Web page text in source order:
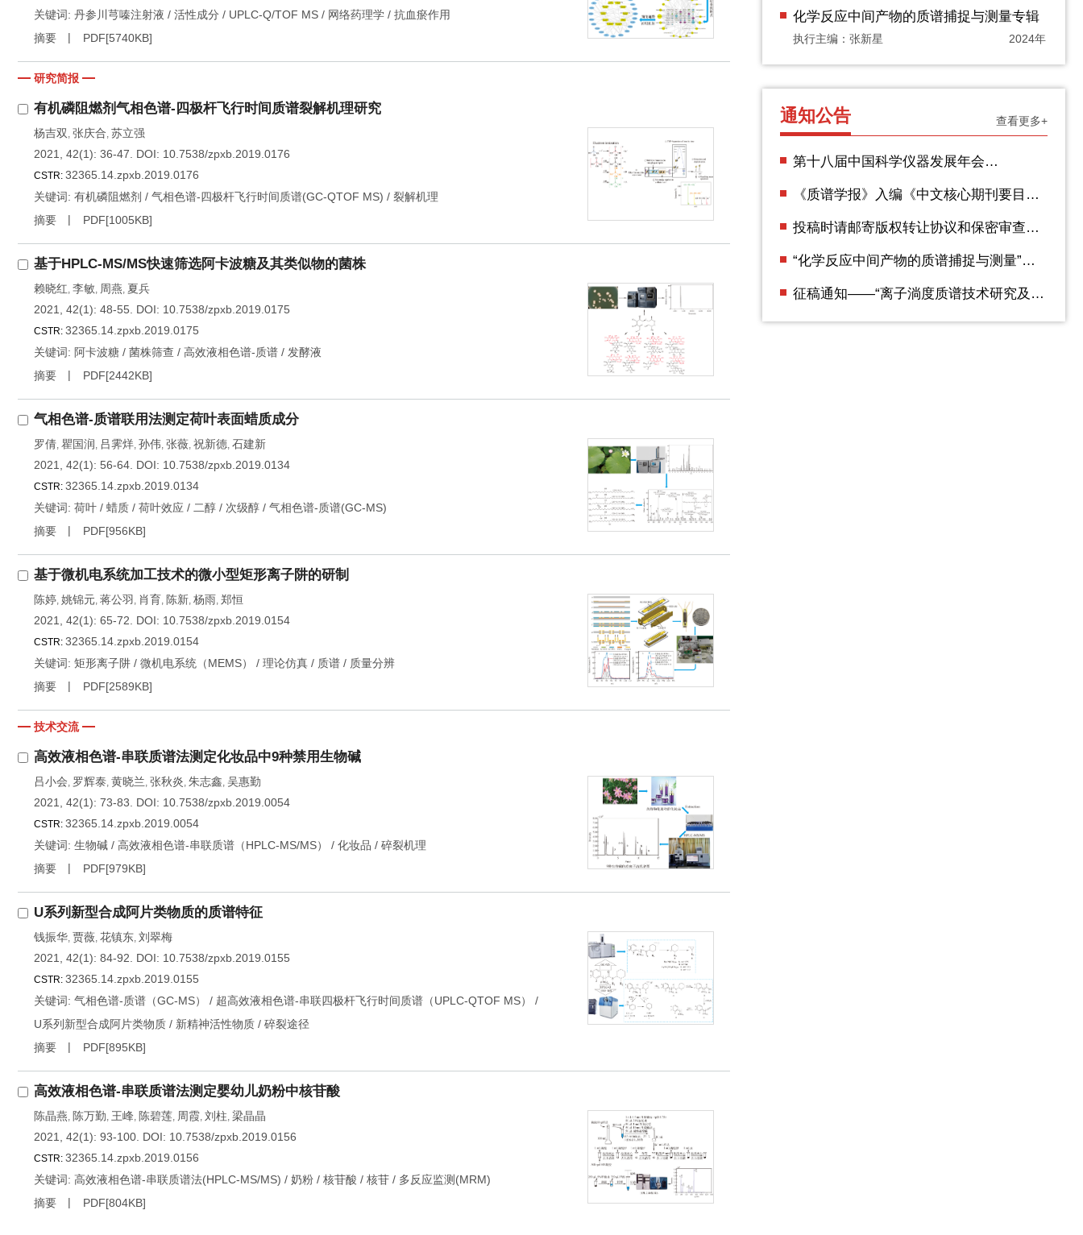
关键词: 丹参川芎嗪注射液 / 活性成分 / UPLC-Q/TOF MS / 网络药理学 / 抗血瘀作用
摘要
PDF[5740KB]
研究简报
有机磷阻燃剂气相色谱-四极杆飞行时间质谱裂解机理研究
杨吉双 , 张庆合, 苏立强
2021, 42(1): 36-47.
DOI: 10.7538/zpxb.2019.0176
CSTR: 32365.14.zpxb.2019.0176
关键词: 有机磷阻燃剂 / 气相色谱-四极杆飞行时间质谱(GC-QTOF MS) / 裂解机理
摘要
PDF[1005KB]
基于HPLC-MS/MS快速筛选阿卡波糖及其类似物的菌株
赖晓红, 李敏, 周燕, 夏兵
2021, 42(1): 48-55.
DOI: 10.7538/zpxb.2019.0175
CSTR: 32365.14.zpxb.2019.0175
关键词: 阿卡波糖 / 菌株筛查 / 高效液相色谱-质谱 / 发酵液
摘要
PDF[2442KB]
气相色谱-质谱联用法测定荷叶表面蜡质成分
罗倩, 瞿国润, 吕霁烊, 孙伟, 张薇, 祝新德, 石建新
2021, 42(1): 56-64. DOI: 10.7538/zpxb.2019.0134
CSTR: 32365.14.zpxb.2019.0134
关键词: 荷叶 / 蜡质 / 荷叶效应 / 二醇 / 次级醇 / 气相色谱-质谱(GC-MS)
摘要
PDF[956KB]
基于微机电系统加工技术的微小型矩形离子阱的研制
陈婷, 姚锦元, 蒋公羽 , 肖育, 陈新, 杨雨, 郑恒
2021, 42(1): 65-72.
DOI: 10.7538/zpxb.2019.0154
CSTR: 32365.14.zpxb.2019.0154
关键词: 矩形离子阱 / 微机电系统（MEMS） / 理论仿真 / 质谱 / 质量分辨
摘要
PDF[2589KB]
技术交流
高效液相色谱-串联质谱法测定化妆品中9种禁用生物碱
吕小会, 罗辉泰, 黄晓兰, 张秋炎, 朱志鑫, 吴惠勤
2021, 42(1): 73-83.
DOI: 10.7538/zpxb.2019.0054
CSTR: 32365.14.zpxb.2019.0054
关键词: 生物碱 / 高效液相色谱-串联质谱（HPLC-MS/MS） / 化妆品 / 碎裂机理
摘要
PDF[979KB]
U系列新型合成阿片类物质的质谱特征
钱振华, 贾薇, 花镇东, 刘翠梅
2021, 42(1): 84-92.
DOI: 10.7538/zpxb.2019.0155
CSTR: 32365.14.zpxb.2019.0155
关键词: 气相色谱-质谱（GC-MS） / 超高效液相色谱-串联四极杆飞行时间质谱（UPLC-QTOF MS）
/
U系列新型合成阿片类物质 / 新精神活性物质 / 碎裂途径
摘要
PDF[895KB]
高效液相色谱-串联质谱法测定婴幼儿奶粉中核苷酸
陈晶燕, 陈万勤, 王峰, 陈碧莲, 周霞, 刘柱, 梁晶晶
2021, 42(1): 93-100. DOI: 10.7538/zpxb.2019.0156
CSTR: 32365.14.zpxb.2019.0156
关键词: 高效液相色谱-串联质谱法(HPLC-MS/MS) / 奶粉 / 核苷酸 / 核苷 / 多反应监测(MRM)
摘要
PDF[804KB]
化学反应中间产物的质谱捕捉与测量专辑
执行主编：张新星 2024年
通知公告 查看更多+
第十八届中国科学仪器发展年会
《质谱学报》入编《中文核心期刊要目总
投稿时请邮寄版权转让协议和保密审查证
“化学反应中间产物的质谱捕捉与测量”专
征稿通知——“离子淌度质谱技术研究及应